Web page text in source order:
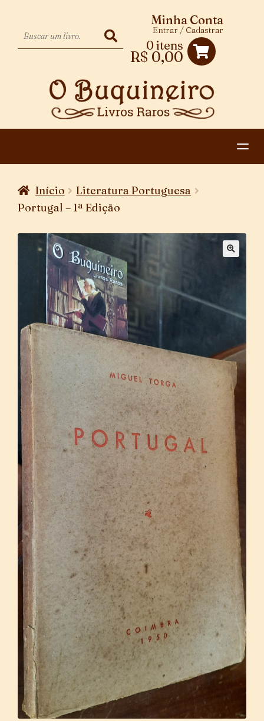
0 itens
R$ 0,00
Minha Conta
Entrar / Cadastrar
CONTATO
Início
Literatura Portuguesa
Portugal – 1ª Edição